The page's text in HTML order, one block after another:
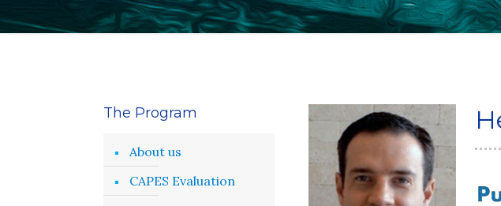
The Program
About us
CAPES Evaluation